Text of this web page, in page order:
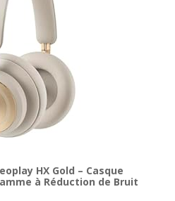
HX Gold – Casque
à Réduction de Bruit